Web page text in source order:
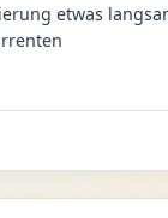
etwas